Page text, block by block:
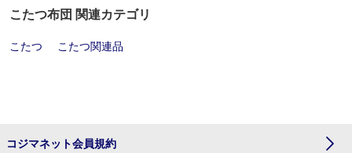
こたつ布団 関連カテゴリ
こたつ こたつ関連品
コジマネット会員規約